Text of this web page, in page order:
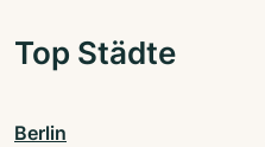
Top Städte
Berlin